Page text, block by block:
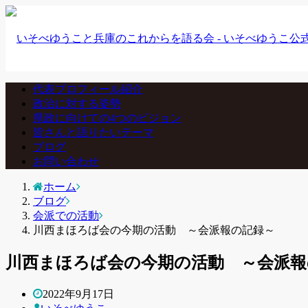
代表プロフィール紹介
政治に対する姿勢
県政に向けての4つのビジョン
皆さんと語りたいテーマ
ブログ
お問い合わせ
ホーム
ブログ
会派での活動
川西まほろば会の今期の活動 ～会派報の記録～
川西まほろば会の今期の活動 ～会派
2022年9月17日